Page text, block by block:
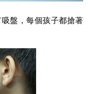
盤，每個孩子都搶著